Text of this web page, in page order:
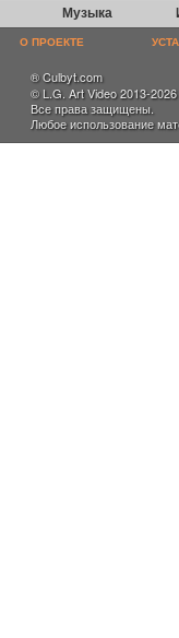
Музыка
О ПРОЕКТЕ
® Culbyt.com
© L.G. Art Video 2013-2026
Все права защищены.
Любое использование